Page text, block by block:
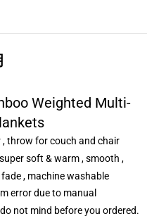
Weighted Multi-
throw for couch and chair
soft & warm , smooth ,
, machine washable
error due to manual
not mind before you ordered.